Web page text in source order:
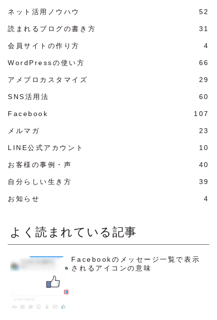
ネット活用ノウハウ 52
読まれるブログの書き方 31
会員サイトの作り方 4
WordPressの使い方 66
アメブロカスタマイズ 29
SNS活用法 60
Facebook 107
メルマガ 23
LINE公式アカウント 10
お客様の事例・声 40
自分らしい生き方 39
お知らせ 4
よく読まれている記事
Facebookのメッセージ一覧で表示
されるアイコンの意味